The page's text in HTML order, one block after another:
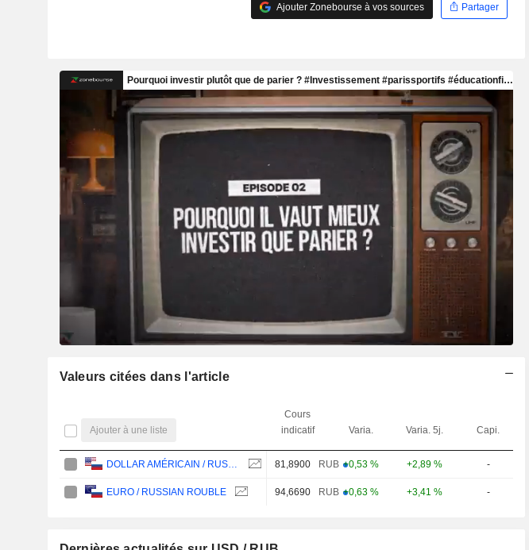
Ajouter Zonebourse à vos sources Partager
Valeurs citées dans l'article
Ajouter à une liste
Cours
indicatif
Varia. Varia. 5j. Capi.
DOLLAR AMÉRICAIN / RUSSIAN ROUBLE 81,8900 RUB +0,53 % +2,89 % -
EURO / RUSSIAN ROUBLE 94,6690 RUB +0,63 % +3,41 % -